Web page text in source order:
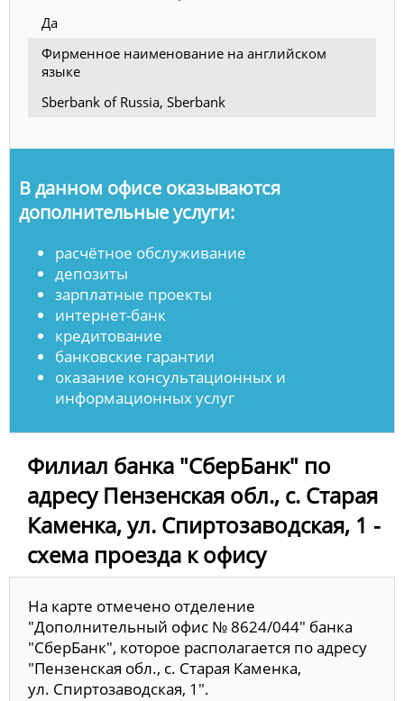
Да
Фирменное наименование на английском
языке
Sberbank of Russia, Sberbank
В данном офисе оказываются
дополнительные услуги:
расчётное обслуживание
депозиты
зарплатные проекты
интернет-банк
кредитование
банковские гарантии
оказание консультационных и
информационных услуг
Филиал банка "СберБанк" по
адресу Пензенская обл., с. Старая
Каменка, ул. Спиртозаводская, 1 -
схема проезда к офису
На карте отмечено отделение
"Дополнительный офис № 8624/044" банка
"СберБанк", которое располагается по адресу
"Пензенская обл., с. Старая Каменка,
ул. Спиртозаводская, 1".